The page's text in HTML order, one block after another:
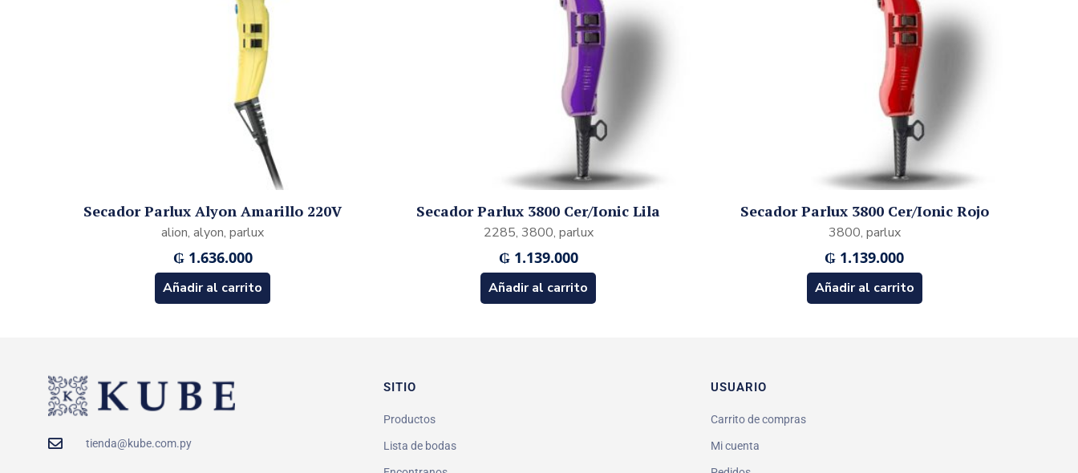
Secador Parlux Alyon Amarillo 220V
alion, alyon, parlux
₲1.636.000
Añadir al carrito
Secador Parlux 3800 Cer/Ionic Lila
2285, 3800, parlux
₲1.139.000
Añadir al carrito
Secador Parlux 3800 Cer/Ionic Rojo
3800, parlux
₲ 1.139.000
Añadir al carrito
tienda@kube.com.py
SITIO
Productos
Lista de bodas
USUARIO
Carrito de compras
Mi cuenta